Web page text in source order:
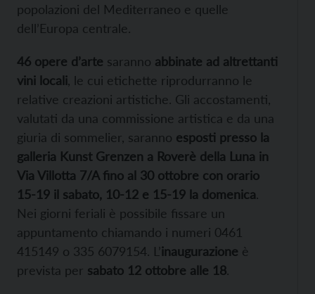
popolazioni del Mediterraneo e quelle
dell’Europa centrale.
46 opere d’arte saranno abbinate ad altrettanti
vini locali , le cui etichette riprodurranno le
relative creazioni artistiche. Gli accostamenti,
valutati da una commissione artistica e da una
giuria di sommelier, saranno esposti presso la
galleria Kunst Grenzen a Roverè della Luna in
Via Villotta 7/A fino al 30 ottobre con orario
15-19 il sabato, 10-12 e 15-19 la domenica.
Nei giorni feriali è possibile fissare un
appuntamento chiamando i numeri 0461
415149 o 335 6079154. L’inaugurazione è
prevista per sabato 12 ottobre alle 18.